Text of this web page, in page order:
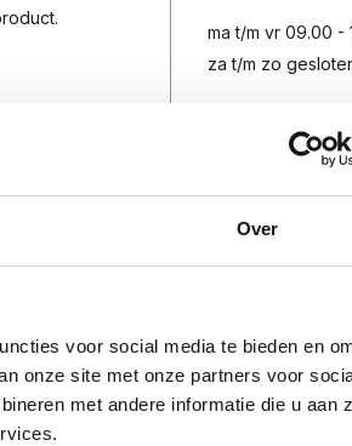
Over
voor social media te bieden en
onze site met onze partners voor
met andere informatie die u aan
kenbaar te
aan te
ma t/m vr 09.00 -
za t/m zo
Email (onze
Binnen 24 uur